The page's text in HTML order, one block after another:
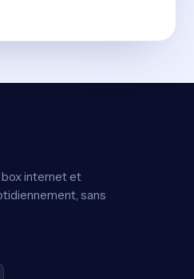
internet et
sans